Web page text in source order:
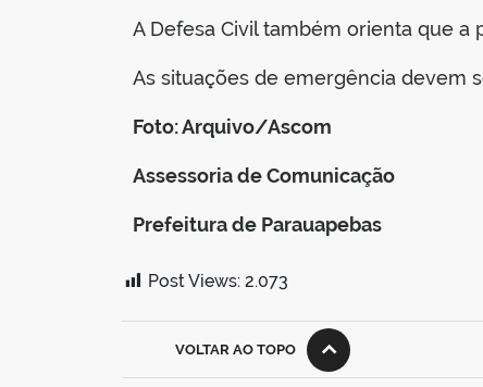
A Defesa Civil também orienta que
As situações de emergência devem
Foto: Arquivo/Ascom
Assessoria de Comunicação
Prefeitura de Parauapebas
Post Views: 2.073
VOLTAR AO TOPO